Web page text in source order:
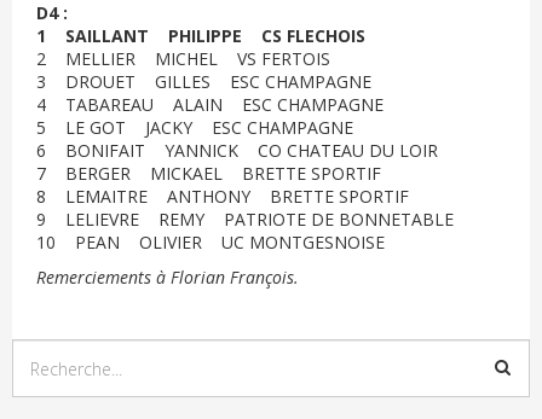
D4 :
1 SAILLANT PHILIPPE CS FLECHOIS
2 MELLIER MICHEL VS FERTOIS
3 DROUET GILLES ESC CHAMPAGNE
4 TABAREAU ALAIN ESC CHAMPAGNE
5 LE GOT JACKY ESC CHAMPAGNE
6 BONIFAIT YANNICK CO CHATEAU DU LOIR
7 BERGER MICKAEL BRETTE SPORTIF
8 LEMAITRE ANTHONY BRETTE SPORTIF
9 LELIEVRE REMY PATRIOTE DE BONNETABLE
10 PEAN OLIVIER UC MONTGESNOISE
Remerciements à Florian François.